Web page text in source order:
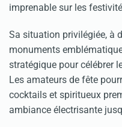
imprenable sur les
Sa situation privilégiée, à
monuments
stratégique pour célébrer
Les amateurs de fête
cocktails et spiritueux
ambiance électrisante